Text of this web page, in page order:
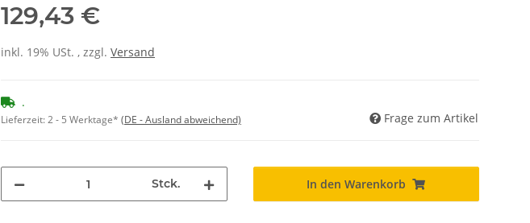
129,43 €
inkl. 19% USt. , zzgl. Versand
.
Lieferzeit:2 - 5 Werktage* (DE - Ausland abweichend) Frage zum Artikel
Stck. In den Warenkorb